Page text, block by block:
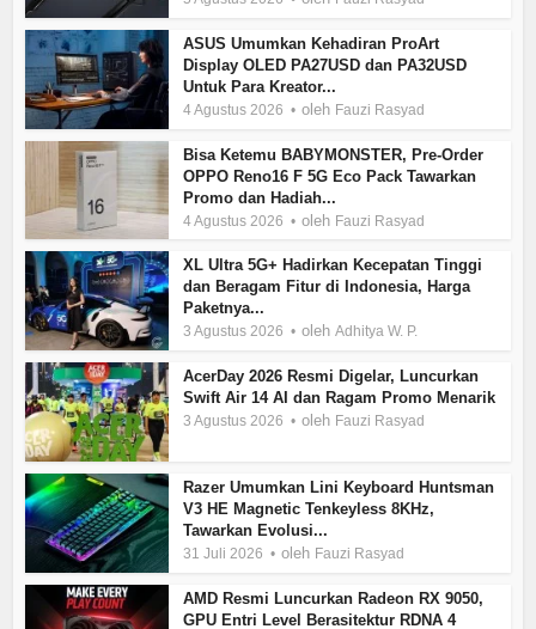
ASUS Umumkan Kehadiran ProArt
Display OLED PA27USD dan PA32USD
Untuk Para Kreator...
4 Agustus 2026 oleh Fauzi Rasyad
Bisa Ketemu BABYMONSTER, Pre-Order
OPPO Reno16 F 5G Eco Pack Tawarkan
Promo dan Hadiah...
4 Agustus 2026 oleh Fauzi Rasyad
XL Ultra 5G+ Hadirkan Kecepatan Tinggi
dan Beragam Fitur di Indonesia, Harga
Paketnya...
3 Agustus 2026 olehAdhitya W. P.
AcerDay 2026 Resmi Digelar, Luncurkan
Swift Air 14 AI dan Ragam Promo Menarik
3 Agustus 2026 oleh Fauzi Rasyad
Razer Umumkan Lini Keyboard Huntsman
V3 HE Magnetic Tenkeyless 8KHz,
Tawarkan Evolusi...
31 Juli 2026 oleh Fauzi Rasyad
AMD Resmi Luncurkan Radeon RX 9050,
GPU Entri Level Berasitektur RDNA 4